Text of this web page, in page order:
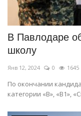
В Павлодаре
школу
Янв 12, 2024 0 1645
По окончании
категории «В», «В1»,